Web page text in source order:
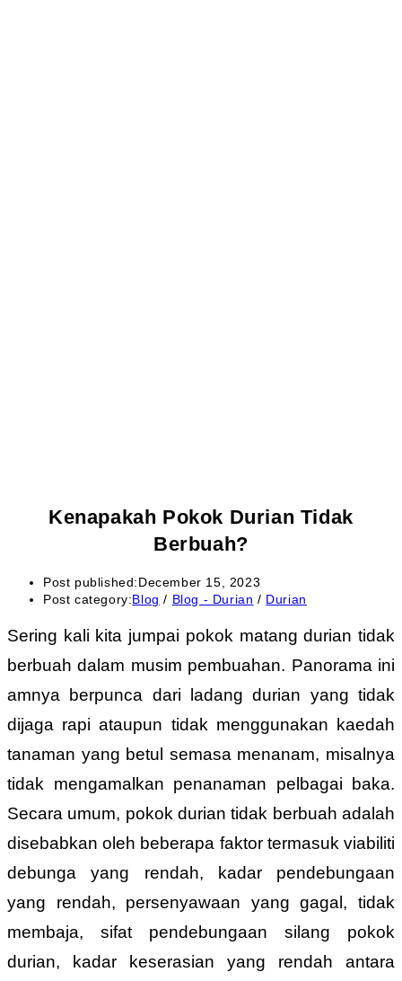
Kenapakah Pokok Durian Tidak
Berbuah?
Post published:December 15, 2023
Post category:Blog / Blog - Durian / Durian
Sering kali kita jumpai pokok matang durian tidak
berbuah dalam musim pembuahan. Panorama ini
amnya berpunca dari ladang durian yang tidak
dijaga rapi ataupun tidak menggunakan kaedah
tanaman yang betul semasa menanam, misalnya
tidak mengamalkan penanaman pelbagai baka.
Secara umum, pokok durian tidak berbuah adalah
disebabkan oleh beberapa faktor termasuk viabiliti
debunga yang rendah, kadar pendebungaan
yang rendah, persenyawaan yang gagal, tidak
membaja, sifat pendebungaan silang pokok
durian, kadar keserasian yang rendah antara